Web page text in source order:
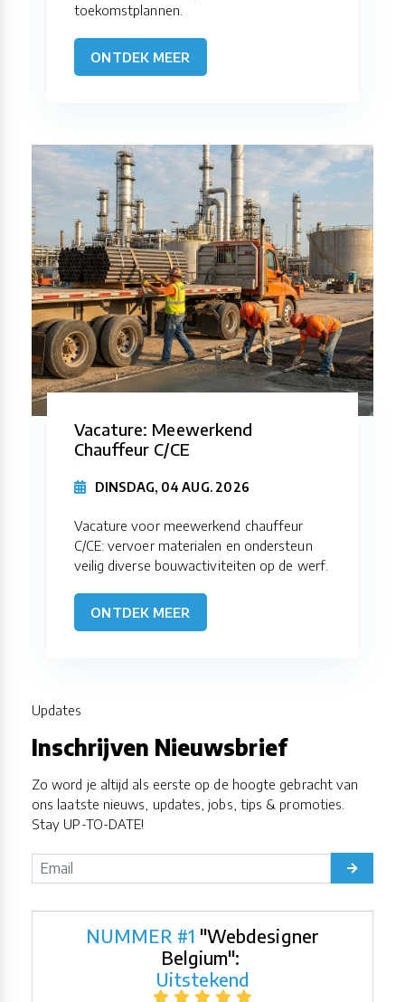
toekomstplannen.
ONTDEK MEER
Vacature: Meewerkend
Chauffeur C/CE
DINSDAG, 04 AUG. 2026
Vacature voor meewerkend chauffeur
C/CE: vervoer materialen en ondersteun
veilig diverse bouwactiviteiten op de werf.
ONTDEK MEER
Updates
Inschrijven Nieuwsbrief
Zo word je altijd als eerste op de hoogte gebracht van
ons laatste nieuws, updates, jobs, tips & promoties.
Stay UP-TO-DATE!
NUMMER #1 "Webdesigner
Belgium":
Uitstekend